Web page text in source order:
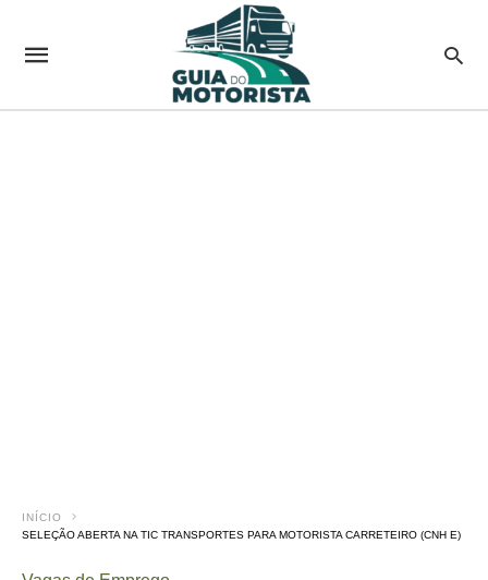
INÍCIO
SELEÇÃO ABERTA NA TIC TRANSPORTES PARA MOTORISTA CARRETEIRO (CNH E)